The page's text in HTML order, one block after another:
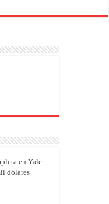
en Yale
dólares